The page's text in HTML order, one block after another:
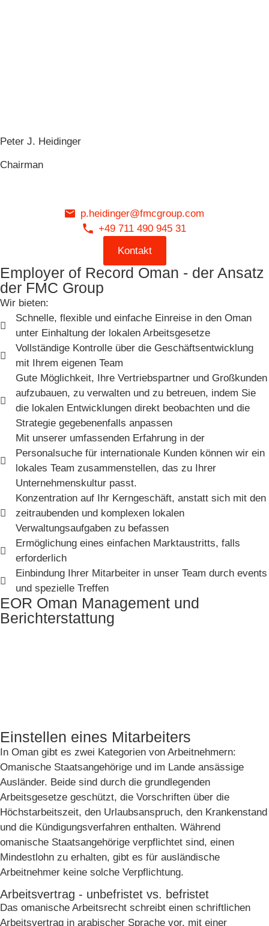
Peter J. Heidinger
Chairman
p.heidinger@fmcgroup.com
+49 711 490 945 31
Kontakt
Employer of Record Oman - der Ansatz
der FMC Group
Wir bieten:
Schnelle, flexible und einfache Einreise in den Oman
unter Einhaltung der lokalen Arbeitsgesetze
Vollständige Kontrolle über die Geschäftsentwicklung
mit Ihrem eigenen Team
Gute Möglichkeit, Ihre Vertriebspartner und Großkunden
aufzubauen, zu verwalten und zu betreuen, indem Sie
die lokalen Entwicklungen direkt beobachten und die
Strategie gegebenenfalls anpassen
Mit unserer umfassenden Erfahrung in der
Personalsuche für internationale Kunden können wir ein
lokales Team zusammenstellen, das zu Ihrer
Unternehmenskultur passt.
Konzentration auf Ihr Kerngeschäft, anstatt sich mit den
zeitraubenden und komplexen lokalen
Verwaltungsaufgaben zu befassen
Ermöglichung eines einfachen Marktaustritts, falls
erforderlich
Einbindung Ihrer Mitarbeiter in unser Team durch events
und spezielle Treffen
EOR Oman Management und
Berichterstattung
Einstellen eines Mitarbeiters
In Oman gibt es zwei Kategorien von Arbeitnehmern:
Omanische Staatsangehörige und im Lande ansässige
Ausländer. Beide sind durch die grundlegenden
Arbeitsgesetze geschützt, die Vorschriften über die
Höchstarbeitszeit, den Urlaubsanspruch, den Krankenstand
und die Kündigungsverfahren enthalten. Während
omanische Staatsangehörige verpflichtet sind, einen
Mindestlohn zu erhalten, gibt es für ausländische
Arbeitnehmer keine solche Verpflichtung.
Arbeitsvertrag - unbefristet vs. befristet
Das omanische Arbeitsrecht schreibt einen schriftlichen
Arbeitsvertrag in arabischer Sprache vor, mit einer